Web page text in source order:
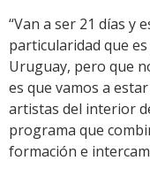
“Van a ser 21 días y
particularidad que
Uruguay, pero que
es que vamos a
artistas del interior
programa que
formación e